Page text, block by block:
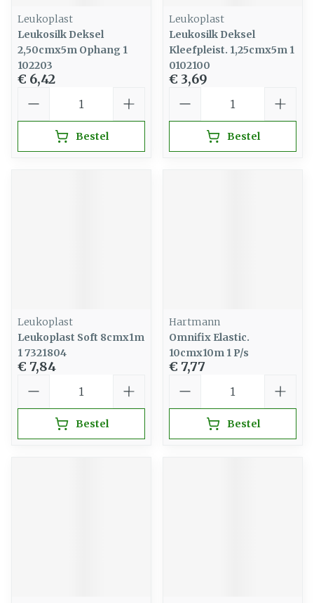
Leukoplast
Leukosilk Deksel
2,50cmx5m Ophang 1
102203
€ 6,42
Bestel
Leukoplast
Leukosilk Deksel
Kleefpleist. 1,25cmx5m 1
0102100
€ 3,69
Bestel
Leukoplast
Leukoplast Soft 8cmx1m
1 7321804
€ 7,84
Bestel
Hartmann
Omnifix Elastic.
10cmx10m 1 P/s
€ 7,77
Bestel